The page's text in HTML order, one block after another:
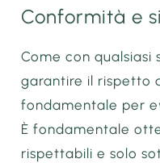
Conformità e
Come con qualsiasi
garantire il rispetto
fondamentale per
È fondamentale
rispettabili e solo